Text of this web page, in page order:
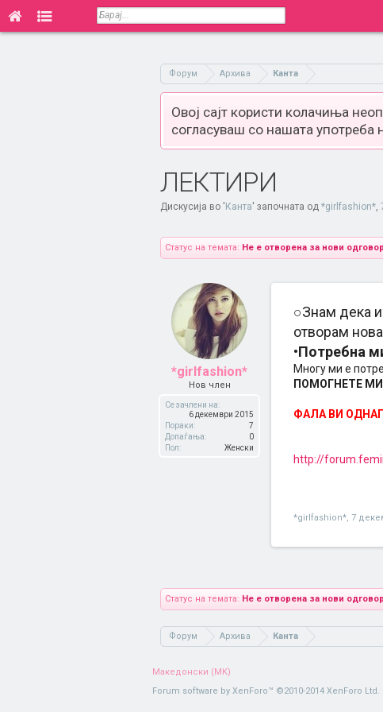
Форум Архива Канта
Овој сајт користи колачиња
согласуваш со нашата употреба
ЛЕКТИРИ
Дискусија во ' Канта' започната од *girlfashion*,
Статус на темата: Не е отворена за нови
*girlfashion*
Нов член
Се зачлени на:
6 декември 2015
Пораки:
7
Допаѓања:
0
Пол:
Женски
○Знам дека
отворам
•Потребна
Многу ми е
ПОМОГНЕТЕ МИ
ФАЛА ВИ
http://
*girlfashion*, 7
Статус на темата: Не е отворена за нови
Форум Архива Канта
Македонски (MK)
Forum software by XenForo™ ©2010-2014 XenForo Ltd.